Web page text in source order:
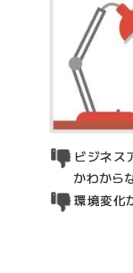
ビジネス
かわから
環境変化